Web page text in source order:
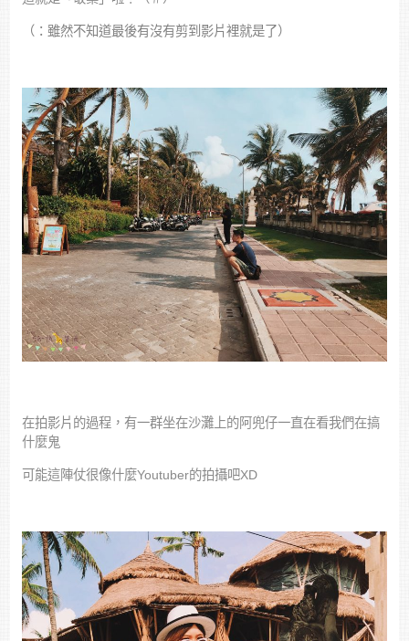
（：雖然不知道最後有沒有剪到影片裡就是了）
在拍影片的過程，有一群坐在沙灘上的阿兜仔一直在看我們在搞
什麼鬼
可能這陣仗很像什麼Youtuber的拍攝吧XD